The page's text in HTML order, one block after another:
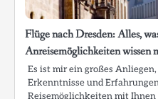
Flüge nach Dresden: Alles,
Anreisemöglichkeiten wissen
Es ist mir ein großes
Erkenntnisse und
Reisemöglichkeiten mit